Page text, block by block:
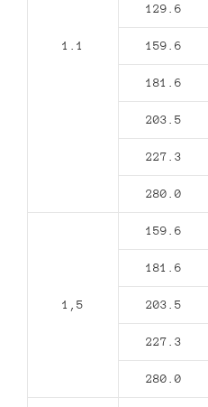
1.1
129.6
159.6
181.6
203.5
227.3
280.0
1,5
159.6
181.6
203.5
227.3
280.0